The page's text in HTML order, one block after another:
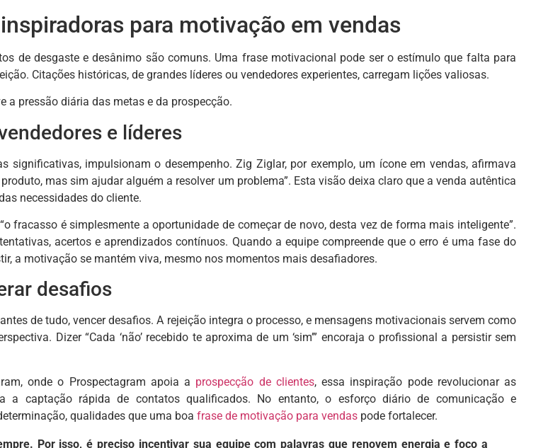
para motivação em vendas
de desgaste e desânimo são comuns. Uma frase motivacional pode ser o estímulo que falta para
Citações históricas, de grandes líderes ou vendedores experientes, carregam lições valiosas.
a pressão diária das metas e da prospecção.
e líderes
significativas, impulsionam o desempenho. Zig Ziglar, por exemplo, um ícone em vendas, afirmava
mas sim ajudar alguém a resolver um problema”. Esta visão deixa claro que a venda autêntica
necessidades do cliente.
fracasso é simplesmente a oportunidade de começar de novo, desta vez de forma mais inteligente”.
acertos e aprendizados contínuos. Quando a equipe compreende que o erro é uma fase do
a motivação se mantém viva, mesmo nos momentos mais desafiadores.
desafios
de tudo, vencer desafios. A rejeição integra o processo, e mensagens motivacionais servem como
Dizer “Cada ‘não’ recebido te aproxima de um ‘sim’” encoraja o profissional a persistir sem
onde o Prospectagram apoia a prospecção de clientes, essa inspiração pode revolucionar as
a captação rápida de contatos qualificados. No entanto, o esforço diário de comunicação e
qualidades que uma boa frase de motivação para vendaspode fortalecer.
Por isso, é preciso incentivar sua equipe com palavras que renovem energia e foco a